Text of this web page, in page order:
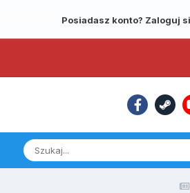
Posiadasz konto? Zaloguj